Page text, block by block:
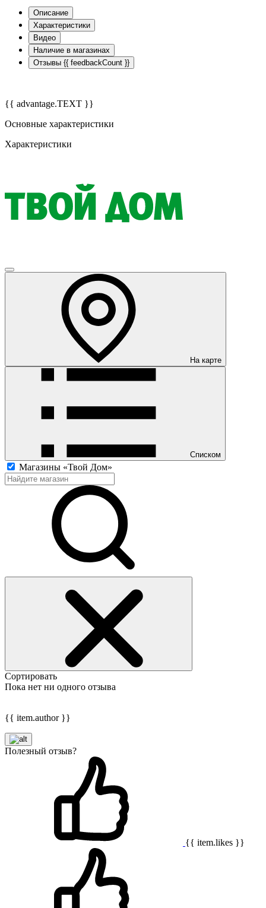
Описание
Характеристики
Видео
Наличие в магазинах
Отзывы {{ feedbackCount }}
{{ advantage.TEXT }}
Основные характеристики
Характеристики
На карте
Списком
Магазины «Твой Дом»
Сортировать
Пока нет ни одного отзыва
{{ item.author }}
Полезный отзыв?
{{ item.likes }}